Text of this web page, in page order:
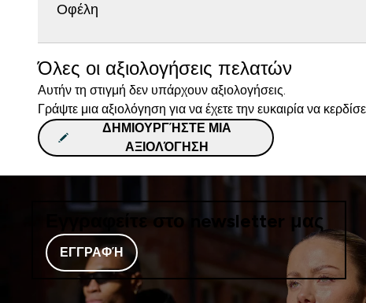
Οφέλη
Όλες οι αξιολογήσεις πελατών
Αυτήν τη στιγμή δεν υπάρχουν αξιολογήσεις.
Γράψτε μια αξιολόγηση για να έχετε την ευκαιρία να
ΔΗΜΙΟΥΡΓΉΣΤΕ ΜΙΑ
ΑΞΙΟΛΌΓΗΣΗ
Εγγραφείτε στο newsletter μας
ΕΓΓΡΑΦΉ